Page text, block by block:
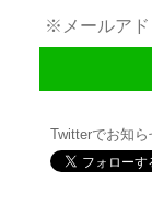
Twitterでお知ら